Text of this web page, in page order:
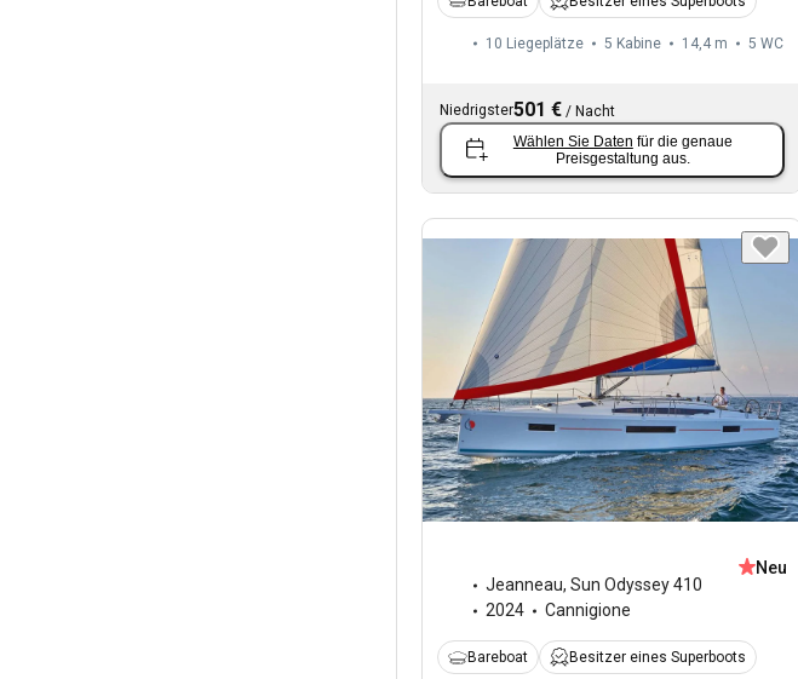
10 Liegeplätze 5 Kabine 14,4 m 5 WC
Niedrigster501 € / Nacht
Wählen Sie Daten für die genaue
Preisgestaltung aus.
Jeanneau, Sun Odyssey 410
2024
Cannigione
Neu
Bareboat Besitzer eines Superboots